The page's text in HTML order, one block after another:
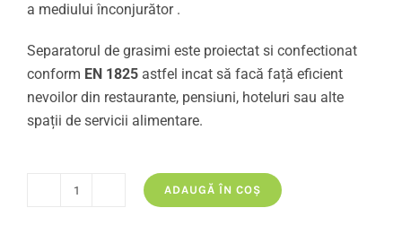
a mediului înconjurător .
Separatorul de grasimi este proiectat si confectionat
conform EN 1825 astfel incat să facă față eficient
nevoilor din restaurante, pensiuni, hoteluri sau alte
spații de servicii alimentare.
Cantitate
ADAUGĂ ÎN COȘ